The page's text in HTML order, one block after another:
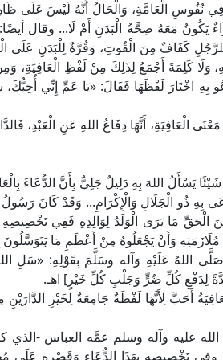
نُفُوسِ الْعَامَّةِ، وَالْحَالُ أَنَّهُ لَيْسَ عَلَى
يَكُونُ مَعَهُ صِحَّةُ الْبَدَنِ أَمْ لَا... وقال
لِلرَّجُلِ كَفَافٌ مِنَ الْقُوتِ، وَقُرَّةٌ لِلْبَدَنِ عَلَى
وَلَا كَلِمَةَ أَجْمَعُ لِذَلِكَ مِنْ لَفْظِ الْعَافِيَةِ،
بِهِ اخْتَارَ لَفْظَهَا فَقَالَ: «يَا عَمِّ إِنِّي أُحِبُّكَ،
348): [قَدْ تَقَدَّمَ تَحْقِيقُ مَعْنَى الْعَافِيَةِ، أَنَّهَا دِفَاعُ اللهِ عَنِ
[سُؤَالَهُ بِأَنْ يُعَلِّمَهُ شَيْئًا يَسْأَلُ اللهَ بِهِ دَلِيلٌ جَلِيٌّ بِأَنَّ
بِهِ ذُو الْجَلَالِ وَالْإِكْرَامِ... وَقَدْ كَانَ رَسُولُ
مَا يَرَى الْوَلَدُ لِوَالِدِهِ فَفِي تَخْصِيصِهِ
وَأَنْ يَجْعَلُوهُ مِنْ أَعْظَمِ مَا يَتَوَسَّلُونَ
عَلَيْهِ وَآله وسَلَّمَ بِقَوْلِهِ: «سَلِ اللهَ
لِدَفْعِ كُلِّ ضُرٍّ وَجَلْبِ كُلِّ خَيْرٍ] اهـ.
(4/ 1531): [إِنَّمَا كَانَتِ الْعَافِيَةُ أَحَبَّ لِأَنَّهَا لَفْظَةٌ جَامِعَةٌ
عليه وآله وسلم عمَّه العباس -الذي
وفي تَخْصِيصِهِ بِهَذَا الدُّعَاءِ وَقَصْرِهِ عَلَى